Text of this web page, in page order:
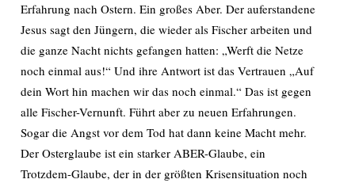
Erfahrung nach Ostern. Ein großes Aber. Der auferstandene
Jesus sagt den Jüngern, die wieder als Fischer arbeiten und
die ganze Nacht nichts gefangen hatten: „Werft die Netze
noch einmal aus!“ Und ihre Antwort ist das Vertrauen „Auf
dein Wort hin machen wir das noch einmal.“ Das ist gegen
alle Fischer-Vernunft. Führt aber zu neuen Erfahrungen.
Sogar die Angst vor dem Tod hat dann keine Macht mehr.
Der Osterglaube ist ein starker ABER-Glaube, ein
Trotzdem-Glaube, der in der größten Krisensituation noch